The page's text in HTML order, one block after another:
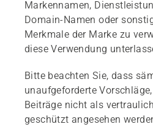
Markennamen,
Domain-Namen oder
Merkmale der Marke zu
diese Verwendung
Bitte beachten Sie, dass
unaufgeforderte
Beiträge nicht als
geschützt angesehen